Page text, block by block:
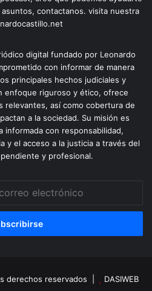
contactanos. visita nuestra
digital fundado por Leonardo
con informar de manera
principales hechos judiciales y
enfoque riguroso y ético, ofrece
relevantes, así como cobertura de
a la sociedad. Su misión es
informada con responsabilidad,
y el acceso a la justicia a través del
y profesional.
derechos reservados | DASIWEB